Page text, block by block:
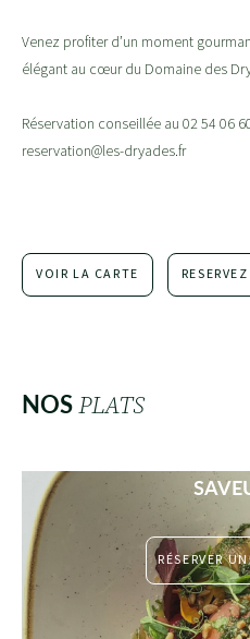
Venez profiter d’un moment
élégant au cœur du Domaine des
Réservation conseillée au 02 54 06
reservation@les-dryades.fr
VOIR LA CARTE RESERVEZ
NOSPLATS
RÉSERVER